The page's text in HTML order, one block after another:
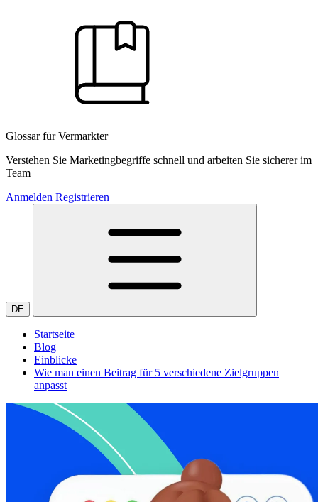
Glossar für Vermarkter
Verstehen Sie Marketingbegriffe schnell und arbeiten Sie sicherer im
Team
Anmelden Registrieren
DE
Startseite
Blog
Einblicke
Wie man einen Beitrag für 5 verschiedene Zielgruppen
anpasst